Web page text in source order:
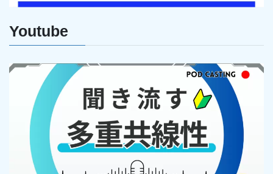
Youtube